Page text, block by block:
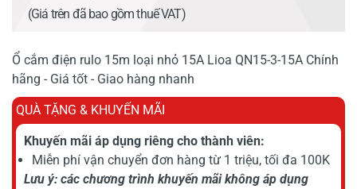
(Giá trên đã bao gồm thuế VAT)
Ổ cắm điện rulo 15m loại nhỏ 15A Lioa QN15-3-15A Chính
hãng - Giá tốt - Giao hàng nhanh
QUÀ TẶNG & KHUYẾN MÃI
Khuyến mãi áp dụng riêng cho thành viên:
Miễn phí vận chuyển đơn hàng từ 1 triệu, tối đa 100K
Lưu ý: các chương trình khuyến mãi không áp dụng